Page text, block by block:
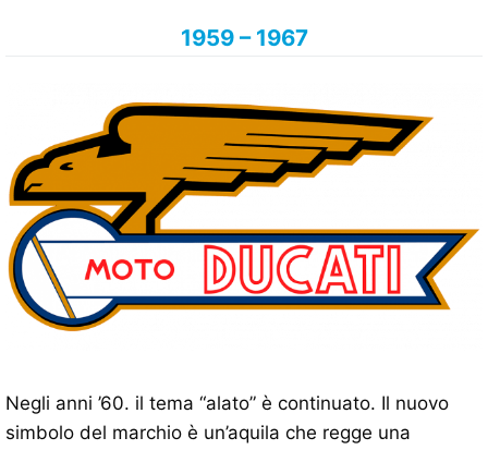
1959 – 1967
Negli anni ’60. il tema “alato” è continuato. Il nuovo
simbolo del marchio è un’aquila che regge una